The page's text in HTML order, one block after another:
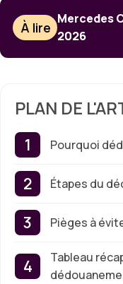
À lire
Mercedes
2026
PLAN DE
Pourquoi
Étapes du
Pièges à
Tableau